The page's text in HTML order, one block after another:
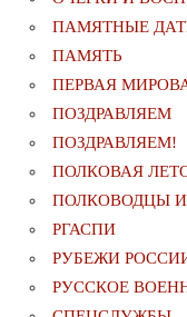
ПАМЯТНЫЕ
ПАМЯТЬ
ПЕРВАЯ
ПОЗДРАВЛЯЕМ
ПОЗДРАВЛЯЕМ!
ПОЛКОВАЯ
ПОЛКОВОДЦЫ
РГАСПИ
РУБЕЖИ
РУССКОЕ